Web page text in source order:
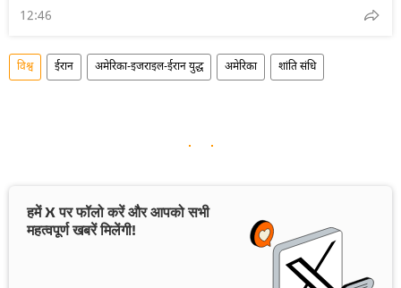
12:46
विश्व ईरान अमेरिका-इजराइल-ईरान युद्ध अमेरिका शांति संधि
हमें X पर फॉलो करें और आपको सभी
महत्वपूर्ण खबरें मिलेंगी!